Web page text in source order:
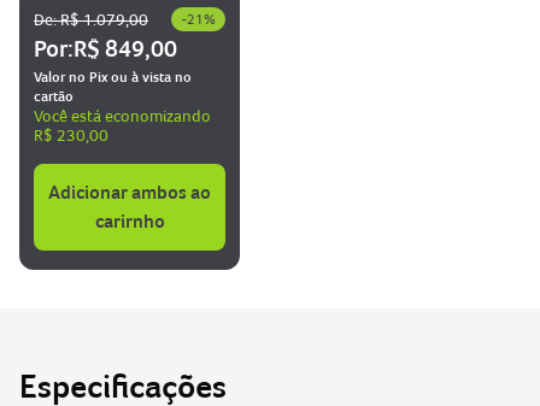
De:R$ 1.079,00 -21%
Por:R$ 849,00
Valor no Pix ou à vista no
cartão
Você está economizando
R$ 230,00
Adicionar ambos ao
carirnho
Especificações